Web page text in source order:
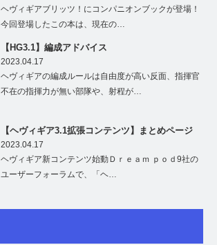
ヘヴィギアブリッツ！にコンパニオンブックが登場！
今回登場したこの本は、現在の…
【HG3.1】編成アドバイス
2023.04.17
ヘヴィギアの編成ルールは自由度が高い反面、指揮官
不在の指揮力が無い部隊や、射程が…
【ヘヴィギア3.1拡張コンテンツ】まとめページ
2023.04.17
ヘヴィギア新コンテンツ始動Ｄｒｅａｍ ｐｏｄ9社の
ユーザーフォーラムで、「ヘ…